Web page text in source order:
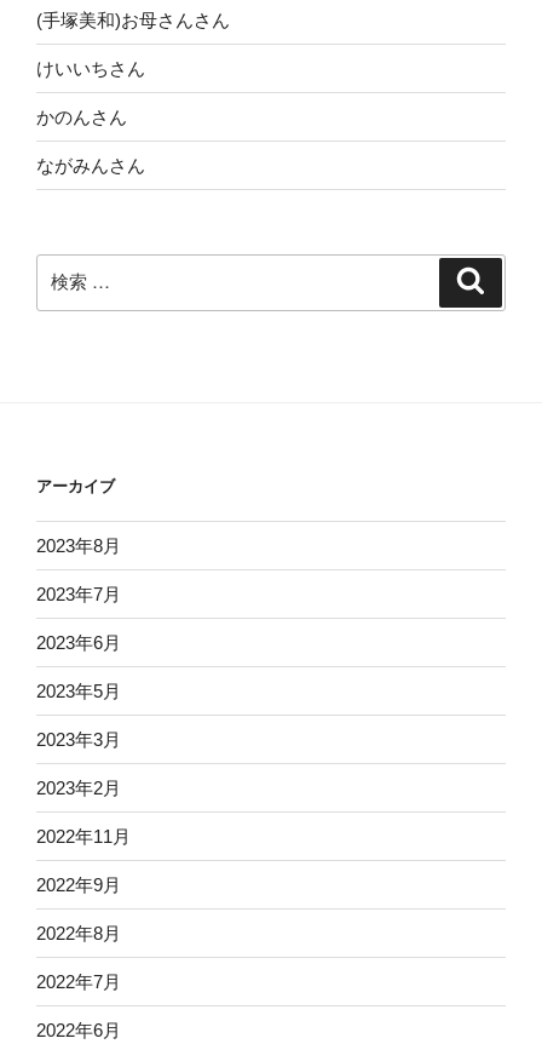
(手塚美和)お母さんさん
けいいちさん
かのんさん
ながみんさん
検
索:
アーカイブ
2023年8月
2023年7月
2023年6月
2023年5月
2023年3月
2023年2月
2022年11月
2022年9月
2022年8月
2022年7月
2022年6月